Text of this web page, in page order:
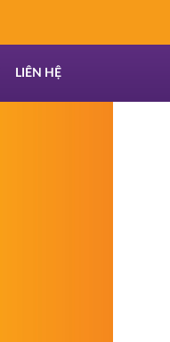
LIÊN HỆ